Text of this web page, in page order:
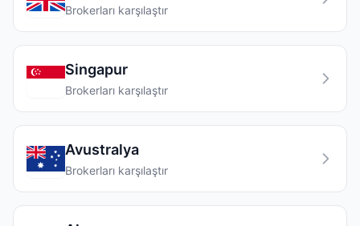
Brokerları karşılaştır
Singapur
Brokerları karşılaştır
Avustralya
Brokerları karşılaştır